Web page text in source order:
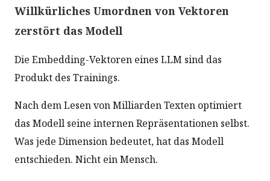
Willkürliches Umordnen von Vektoren
zerstört das Modell
Die Embedding-Vektoren eines LLM sind das
Produkt des Trainings.
Nach dem Lesen von Milliarden Texten optimiert
das Modell seine internen Repräsentationen selbst.
Was jede Dimension bedeutet, hat das Modell
entschieden. Nicht ein Mensch.